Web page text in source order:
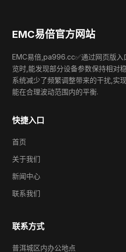
EMC易倍官方网站
EMC易倍,pa996.cc✅通过网页版入
览时,能发现部分设备参数保持相对
系统减少了频繁调整带来的干扰,实
能在合理波动范围内的平衡.
快捷入口
首页
关于我们
新闻中心
联系我们
联系方式
普洱城区内办公地点